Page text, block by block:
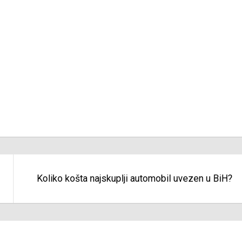
Koliko košta najskuplji automobil uvezen u BiH?